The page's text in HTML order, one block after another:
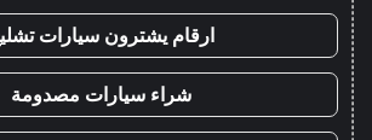
ارقام يشترون سيارات
شراء سيارات مصدومة